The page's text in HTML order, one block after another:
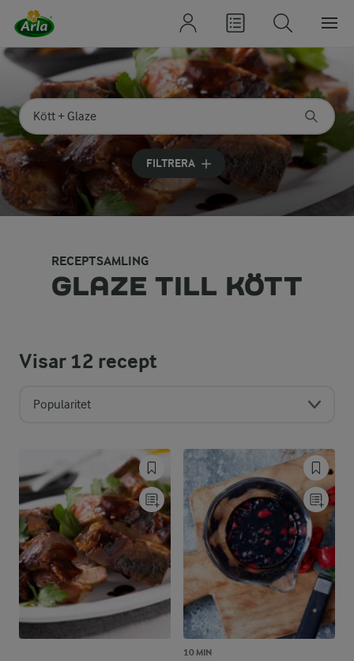
Sök på kategori eller ingrediens
Skriv in sökord för att få förslag
FILTRERA
RECEPTSAMLING
GLAZE TILL KÖTT
Visar12 recept
Popularitet
10 MIN